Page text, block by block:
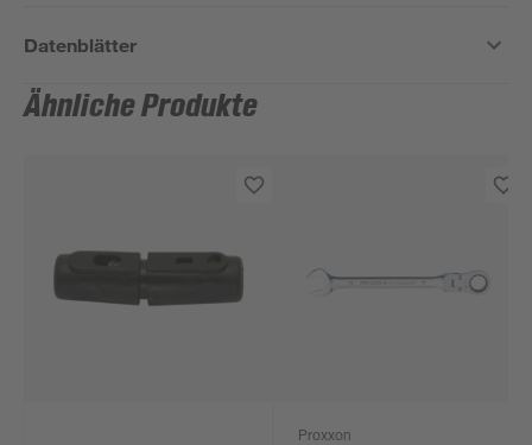
Datenblätter
Ähnliche Produkte
Proxxon